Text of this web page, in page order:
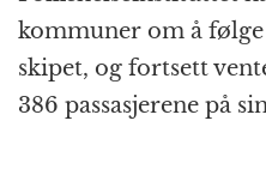
kommuner om å følge
skipet, og fortsett
386 passasjerene på